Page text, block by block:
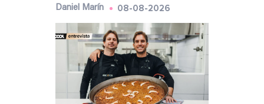
Daniel Marín 08-08-2026